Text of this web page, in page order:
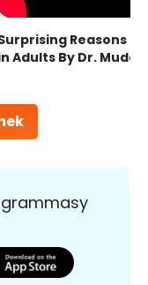
Reasons
Adults By Dr.